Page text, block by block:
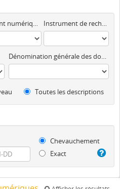
Document numérique disponible Instrument de recherche
Dénomination générale des documents
Toutes les descriptions
Chevauchement
Exact